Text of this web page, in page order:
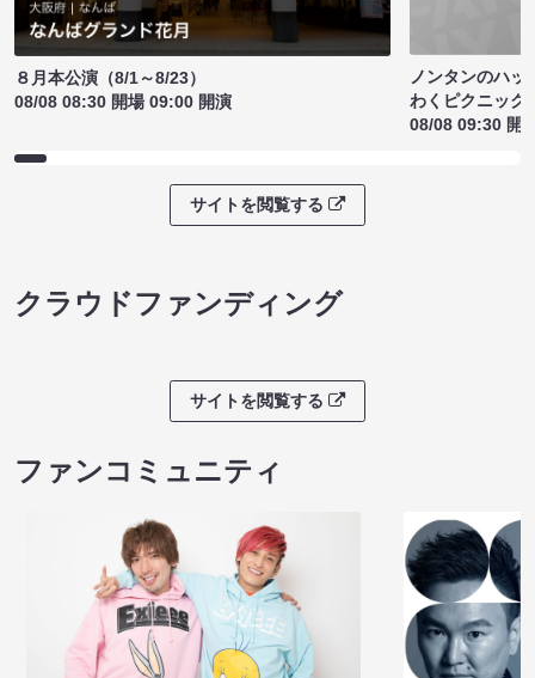
８月本公演（8/1～8/23）
08/08 08:30 開場 09:00 開演
ノンタンのハッ
わくピクニック
08/08 09:30 開
サイトを閲覧する
クラウドファンディング
サイトを閲覧する
ファンコミュニティ